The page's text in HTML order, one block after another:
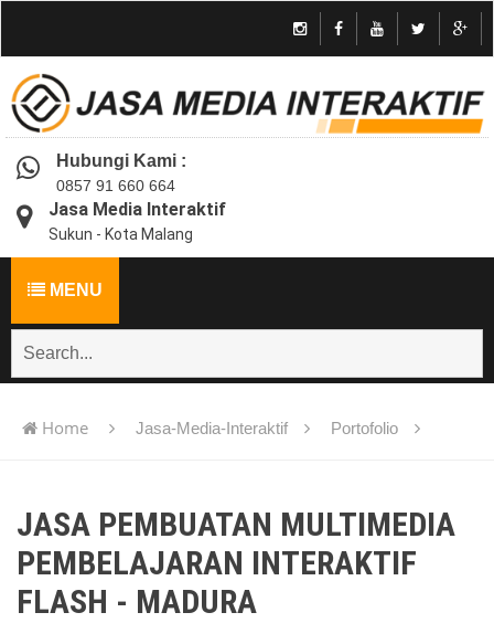
Hubungi Kami :
0857 91 660 664
Jasa Media Interaktif
Sukun - Kota Malang
MENU
Home Jasa-Media-Interaktif Portofolio
JASA PEMBUATAN MULTIMEDIA
PEMBELAJARAN INTERAKTIF
FLASH - MADURA